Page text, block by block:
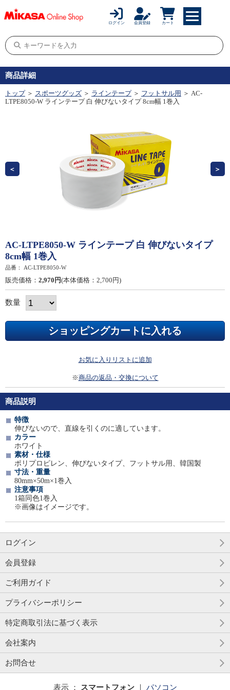
ログイン 会員登録 カート
商品詳細
トップ ＞ スポーツグッズ ＞ ラインテープ ＞ フットサル用 ＞ AC-
LTPE8050-W ラインテープ 白 伸びないタイプ 8cm幅 1巻入
AC-LTPE8050-W ラインテープ 白 伸びないタイプ
8cm幅 1巻入
品番： AC-LTPE8050-W
販売価格： 2,970円(本体価格：2,700円)
数量
お気に入りリストに追加
※商品の返品・交換について
商品説明
特徴
伸びないので、直線を引くのに適しています。
カラー
ホワイト
素材・仕様
ポリプロピレン、伸びないタイプ、フットサル用、韓国製
寸法・重量
80mm×50m×1巻入
注意事項
1箱同色1巻入
※画像はイメージです。
ログイン
会員登録
ご利用ガイド
プライバシーポリシー
特定商取引法に基づく表示
会社案内
お問合せ
表示 ： スマートフォン｜ パソコン